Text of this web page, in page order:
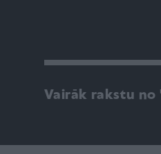
Vairāk rakstu